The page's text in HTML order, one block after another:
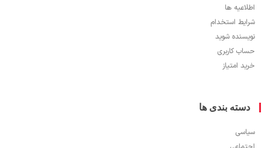
اطلاعیه ها
شرایط استخدام
نویسنده شوید
حساب کاربری
خرید امتیاز
دسته بندی ها
سیاسی